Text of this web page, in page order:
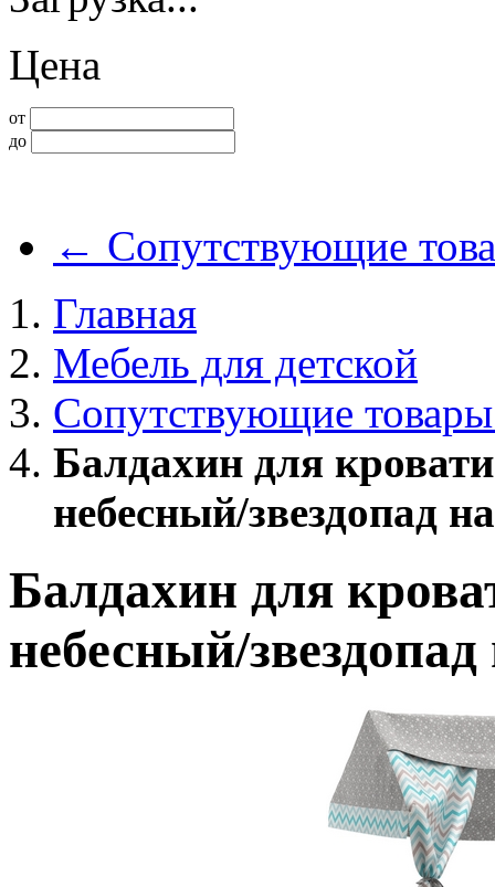
Цена
от
до
← Сопутствующие
Главная
Мебель для детской
Сопутствующие
Балдахин для
небесный/звездопад
Балдахин для
небесный/